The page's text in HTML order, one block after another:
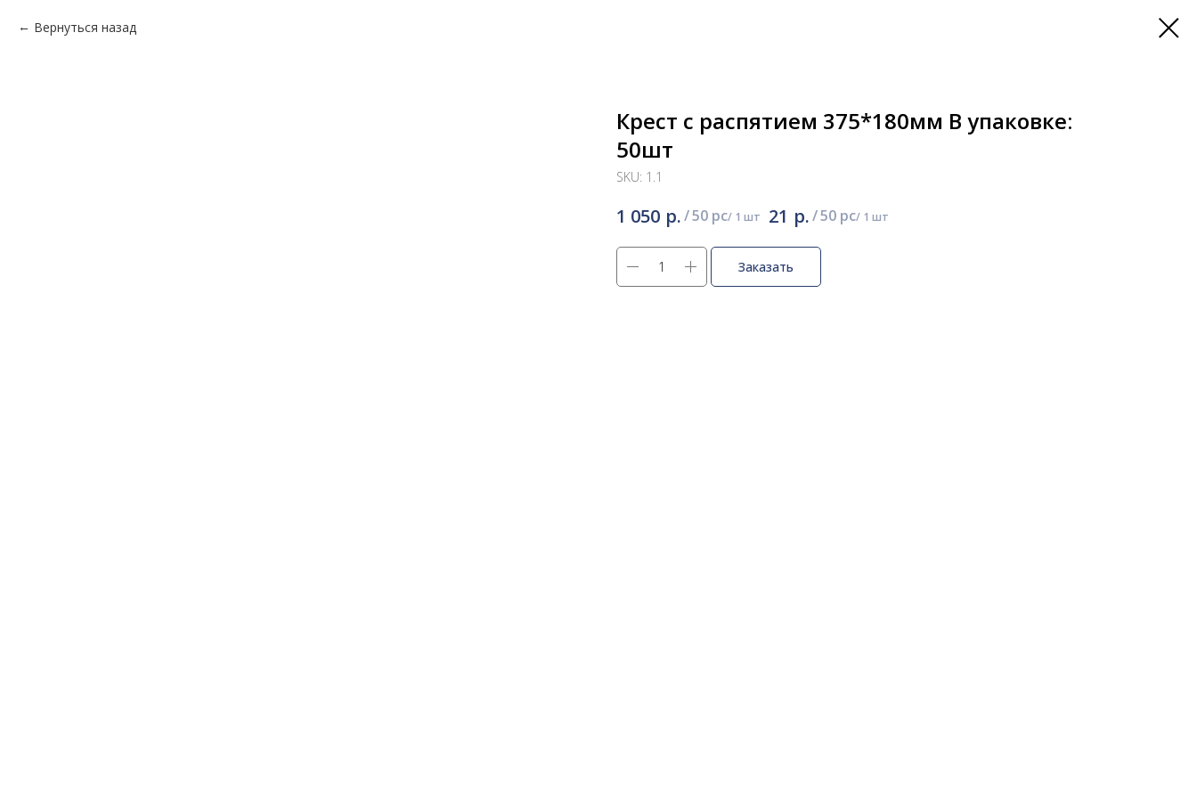
Вернуться назад
Крест с распятием 375*180мм В упаковке:
50шт
SKU: 1.1
1 050 р./50 pc 21 р./50 pc
Заказать